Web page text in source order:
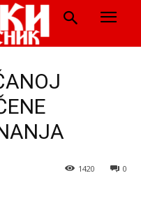
0
1420